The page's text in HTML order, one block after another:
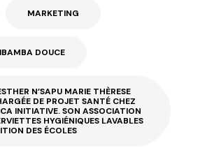
MARKETING
DOUCE
N’SAPU MARIE THÈRESE
DE PROJET SANTÉ CHEZ
INITIATIVE. SON ASSOCIATION
HYGIÉNIQUES LAVABLES
DES ÉCOLES